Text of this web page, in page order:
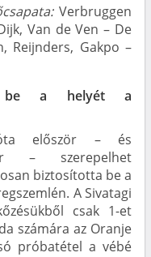
Verbruggen
Van de Ven – De
Reijnders, Gakpo –
be a helyét a
először – és
– szerepelhet
biztosította be a
A Sivatagi
csak 1-et
számára az Oranje
próbatétel a vébé